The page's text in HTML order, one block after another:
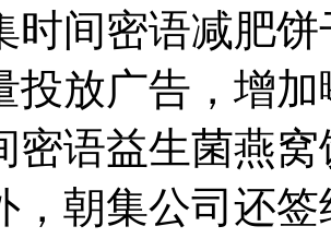
时间密语减肥
投放广告，增
密语益生菌燕
集公司还签